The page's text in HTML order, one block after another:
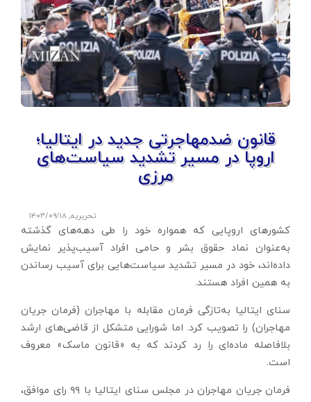
قانون ضدمهاجرتی جدید در ایتالیا؛
اروپا در مسیر تشدید سیاست‌های
مرزی
تحریریه, ۱۴۰۳/۰۹/۱۸
کشور‌های اروپایی که همواره خود را طی دهه‌های گذشته
به‌عنوان نماد حقوق بشر و حامی افراد آسیب‌پذیر نمایش
داده‌اند، خود در مسیر تشدید سیاست‌هایی برای آسیب رساندن
به همین افراد هستند.
سنای ایتالیا به‌تازگی فرمان مقابله با مهاجران (فرمان جریان
مهاجران) را تصویب کرد. اما شورایی متشکل از قاضی‌های ارشد
بلافاصله ماده‌ای را رد کردند که به «قانون ماسک» معروف
است.
فرمان جریان مهاجران در مجلس سنای ایتالیا با ۹۹ رای موافق،